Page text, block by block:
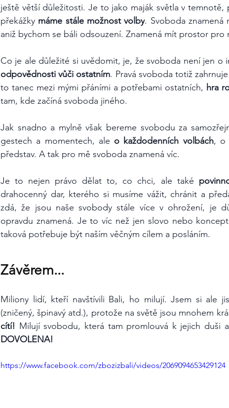
ještě větší důležitosti. Je to jako maják světla v
překážky máme stále možnost volby. Svoboda
aniž bychom se báli odsouzení. Znamená mít prostor pro
odpovědnosti vůči ostatním. Pravá svoboda totiž
to tanec mezi mými přáními a potřebami ostatních, hra
tam, kde začíná svoboda jiného.
Jak snadno a mylně však bereme svobodu za
gestech a momentech, ale o každodenních volbách, o
představ. A tak pro mě svoboda znamená víc.
Je to nejen právo dělat to, co chci, ale také
drahocenný dar, kterého si musíme vážit, chránit a
zdá, že jsou naše svobody stále více v ohrožení, je
opravdu znamená. Je to víc než jen slovo nebo
taková potřebuje být naším věčným cílem a posláním.
Závěrem...
Miliony lidí, kteří navštívili Bali, ho milují. Jsem si ale
(zničený, špinavý atd.), protože na světě jsou mnohem
cítí! Milují svobodu, která tam promlouvá k jejich duši
DOVOLENA!
https://www.facebook.com/zbozizbali/videos/2069094653429124